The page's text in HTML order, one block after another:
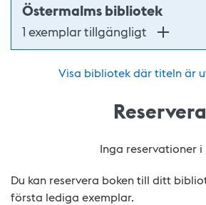
Östermalms bibliotek
1 exemplar tillgängligt
Visa bibliotek där titeln är
Reservera
Inga reservationer i
Du kan reservera boken till ditt
första lediga exemplar.